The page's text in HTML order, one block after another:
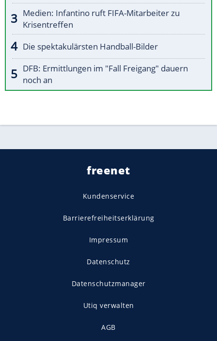
Medien: Infantino ruft FIFA-Mitarbeiter zu
Krisentreffen
Die spektakulärsten Handball-Bilder
DFB: Ermittlungen im "Fall Freigang" dauern
noch an
freenet
Kundenservice
Barrierefreiheitserklärung
Impressum
Datenschutz
Datenschutzmanager
Utiq verwalten
AGB